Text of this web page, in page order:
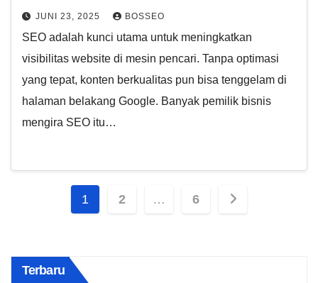
JUNI 23, 2025 BOSSEO
SEO adalah kunci utama untuk meningkatkan
visibilitas website di mesin pencari. Tanpa optimasi
yang tepat, konten berkualitas pun bisa tenggelam di
halaman belakang Google. Banyak pemilik bisnis
mengira SEO itu…
Paginasi
1 2 … 6
Terbaru